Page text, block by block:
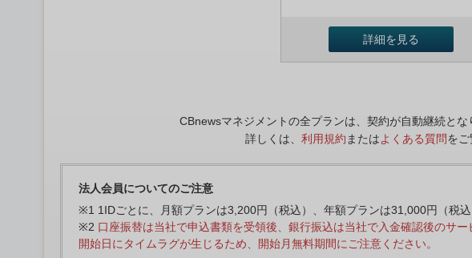
詳細を見る
CBnewsマネジメントの全プランは、契約が自動継続とな
詳しくは、 利用規約 またはよくある質問をご
法人会員についてのご注意
※1 1IDごとに、月額プランは3,200円（税込）、年額プランは31,000円（税込
※2 口座振替は当社で申込書類を受領後、銀行振込は当社で入金確認後のサ
開始日にタイムラグが生じるため、開始月無料期間にご注意ください。